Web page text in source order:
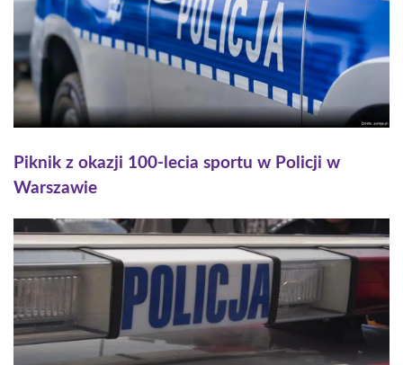
Piknik z okazji 100-lecia sportu w Policji w
Warszawie